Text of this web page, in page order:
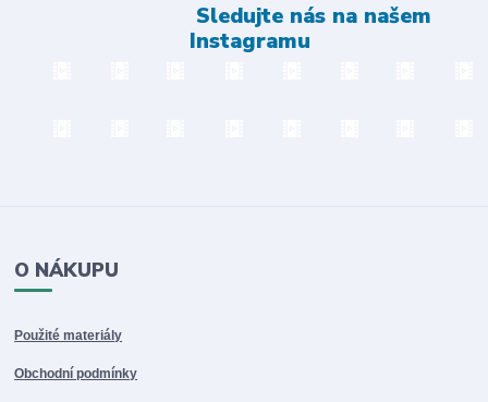
Sledujte nás na našem
Instagramu
O NÁKUPU
Použité materiály
Obchodní podmínky